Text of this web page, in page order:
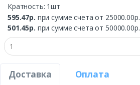
Кратность: 1шт
595.47р. при сумме счета от 25000.00р.
501.45р. при сумме счета от 50000.00р.
Доставка Оплата